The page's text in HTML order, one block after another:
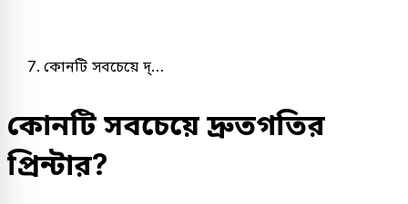
কোনটি সবচেয়ে দ্…
কোনটি সবচেয়ে দ্রুতগতির
প্রিন্টার?